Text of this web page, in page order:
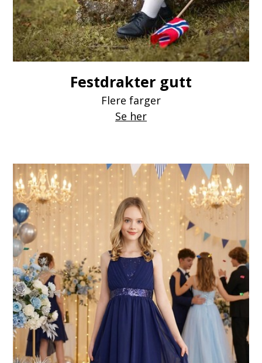
Festdrakter gutt
Flere farger
Se her